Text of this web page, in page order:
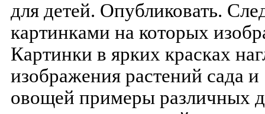
для детей. Опубликовать.
картинками на которых
Картинки в ярких красках
изображения растений сада
овощей примеры различных